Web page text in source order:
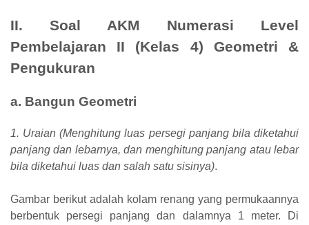
II. Soal AKM Numerasi Level
Pembelajaran II (Kelas 4) Geometri &
Pengukuran
a. Bangun Geometri
1. Uraian (Menghitung luas persegi panjang bila diketahui
panjang dan lebarnya, dan menghitung panjang atau lebar
bila diketahui luas dan salah satu sisinya).
Gambar berikut adalah kolam renang yang permukaannya
berbentuk persegi panjang dan dalamnya 1 meter. Di